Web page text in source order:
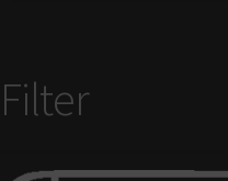
Filter